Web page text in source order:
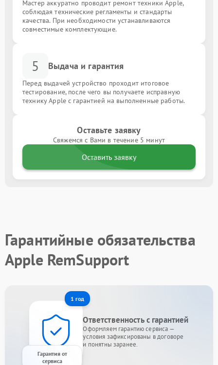
Мастер аккуратно проводит ремонт техники Apple,
соблюдая технические регламенты и стандарты
качества. При необходимости устанавливаются
совместимые комплектующие.
5 Выдача и гарантия
Перед выдачей устройство проходит итоговое
тестирование, после чего вы получаете исправную
технику Apple с гарантией на выполненные работы.
Оставьте заявку
Свяжемся с Вами в течение 5 минут
Оставить заявку
Гарантийные обязательства
Apple RemSupport
1 год
Гарантия от
сервиса
Ответственность с гарантией
Оформляем гарантию сервиса —
условия зафиксированы в договоре
и понятны заранее.